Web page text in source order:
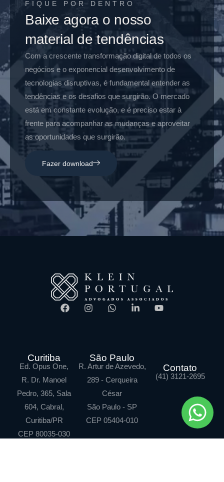
FIQUE POR DENTRO
Baixe agora o nosso
material de tendências
Com a crescente transformação digital de todos os
negócios e o exponencial desenvolvimento de
tecnologias disruptivas, é fundamental entender as
tendências e os desafios que surgirão. O mercado
está em constante evolução, e é preciso estar à
frente para acompanhar as mudanças e aproveitar
as oportunidades que surgirão.
Fazer download
Curitiba
Ed. Opus One,
R. Dr. Manoel
Pedro, 365, Sala
604, Cabral,
Curitiba/PR
CEP 80035-030
São Paulo
R. Artur de Azevedo,
289 - Cerqueira
César
São Paulo - SP
CEP 05404-010
Contato
(41) 3121-2695